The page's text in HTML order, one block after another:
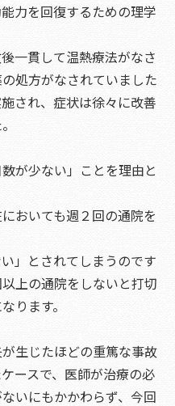
力を回復するための理学
一貫して温熱療法がなさ
処方がなされていました
され、症状は徐々に改善
が少ない」ことを理由と
おいても週２回の通院を
」とされてしまうのです
上の通院をしないと打切
ります。
生じたほどの重篤な事故
ースで、医師が治療の必
いにもかかわらず、今回